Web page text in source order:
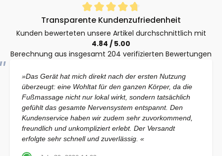
Durchschnittliche Bewertung von 4.8 von 5 Sternen
Transparente Kundenzufriedenheit
Kunden bewerteten unsere Artikel durchschnittlich mit
4.84 / 5.00
Berechnung aus insgesamt 204 verifizierten Bewertungen
»Das Gerät hat mich direkt nach der ersten Nutzung
überzeugt: eine Wohltat für den ganzen Körper, da die
Fußmassage nicht nur lokal wirkt, sondern tatsächlich
gefühlt das gesamte Nervensystem entspannt. Den
Kundenservice haben wir zudem sehr zuvorkommend,
freundlich und unkompliziert erlebt. Der Versandt
erfolgte sehr schnell und zuverlässig. «